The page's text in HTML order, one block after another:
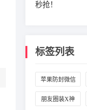
秒抢！​
标签列表
苹果防封微信
插件
朋友圈装X神